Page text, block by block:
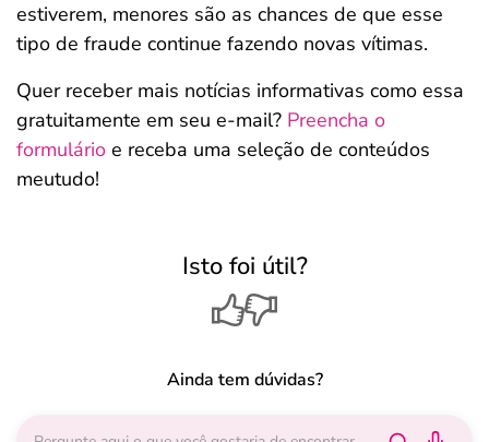
estiverem, menores são as chances de que esse
tipo de fraude continue fazendo novas vítimas.
Quer receber mais notícias informativas como essa
gratuitamente em seu e-mail? Preencha o
formulário e receba uma seleção de conteúdos
meutudo!
Isto foi útil?
Ainda tem dúvidas?